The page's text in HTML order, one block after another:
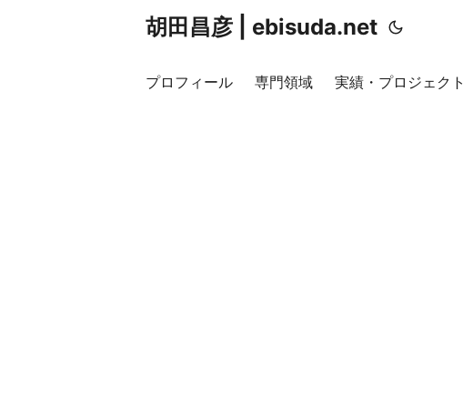
胡田昌彦 | ebisuda.net
プロフィール 専門領域 実績・プロジェクト